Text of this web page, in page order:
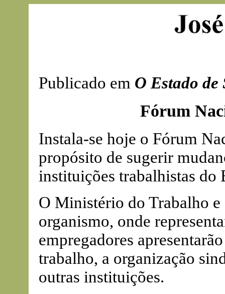
Publicado em O Estado de
Fórum
Instala-se hoje o Fórum
propósito de sugerir
instituições trabalhistas do
O Ministério do Trabalho
organismo, onde
empregadores
trabalho, a organização
outras instituições.